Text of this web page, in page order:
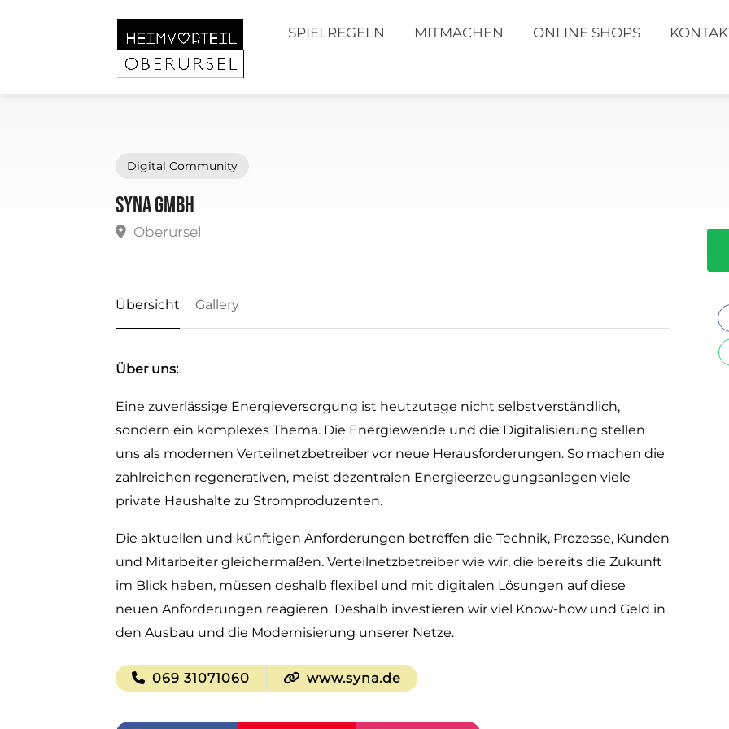
SPIELREGELN MITMACHEN ONLINE SHOPS
Digital Community
Syna GmbH
Oberursel
Übersicht Gallery
Über uns:
Eine zuverlässige Energieversorgung ist heutzutage nicht selbstverständlich,
sondern ein komplexes Thema. Die Energiewende und die Digitalisierung stellen
uns als modernen Verteilnetzbetreiber vor neue Herausforderungen. So machen die
zahlreichen regenerativen, meist dezentralen Energieerzeugungsanlagen viele
private Haushalte zu Stromproduzenten.
Die aktuellen und künftigen Anforderungen betreffen die Technik, Prozesse, Kunden
und Mitarbeiter gleichermaßen. Verteilnetzbetreiber wie wir, die bereits die Zukunft
im Blick haben, müssen deshalb flexibel und mit digitalen Lösungen auf diese
neuen Anforderungen reagieren. Deshalb investieren wir viel Know-how und Geld in
den Ausbau und die Modernisierung unserer Netze.
069 31071060 www.syna.de